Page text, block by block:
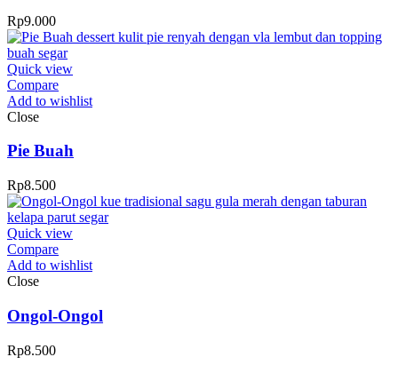
Rp9.000
Quick view
Compare
Add to wishlist
Close
Pie Buah
Rp8.500
Quick view
Compare
Add to wishlist
Close
Ongol-Ongol
Rp8.500